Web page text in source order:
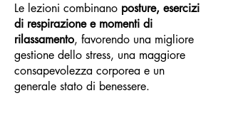
Le lezioni combinano posture, esercizi
di respirazione e momenti di
rilassamento, favorendo una migliore
gestione dello stress, una maggiore
consapevolezza corporea e un
generale stato di benessere.